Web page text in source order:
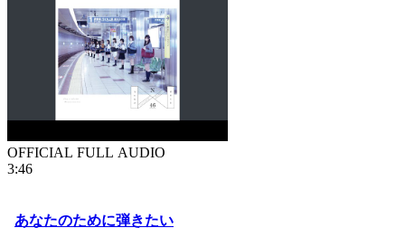
OFFICIAL FULL AUDIO
3:46
あなたのために弾きたい